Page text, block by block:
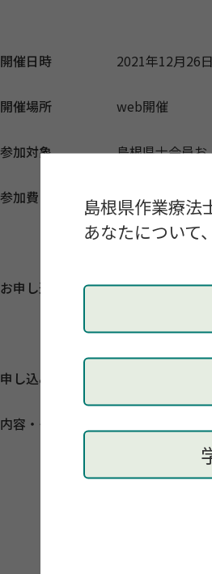
島根県作業療法
あなたについて
開催日時 2021年12月26
開催場所 web開催
参加対象 島根県士会員
参加費
無料
※今年度は島根
す。
お申し込み 申込先：
上記申込先に
を記入しメール
申し込み期限
内容・その他
生活行為